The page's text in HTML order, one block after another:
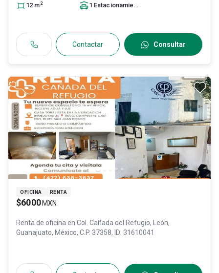
12 m2 1 Estacionamiento
Contactar Consultar
OFICINA RENTA
$6000 MXN
Renta de oficina en Col. Cañada del Refugio, León,
Guanajuato, México, C.P. 37358, ID: 31610041